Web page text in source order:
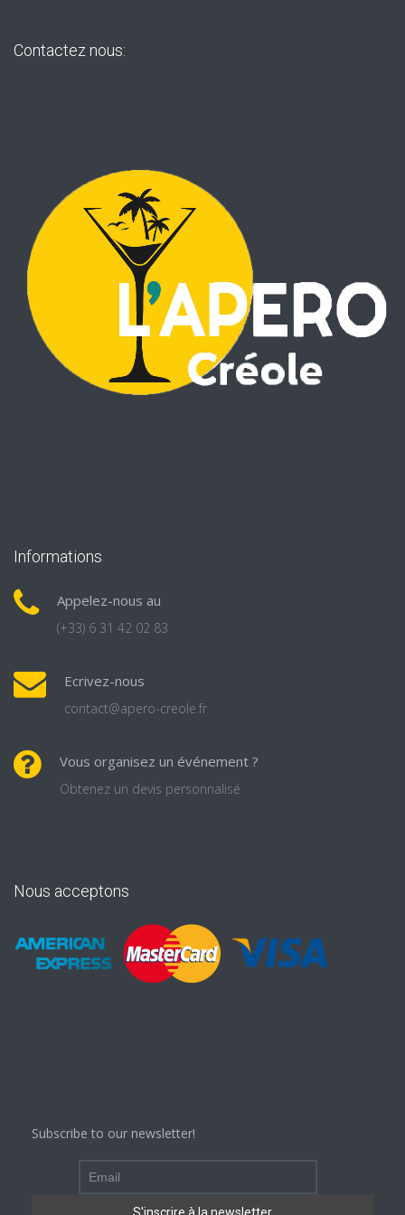
Contactez nous:
Informations
Appelez-nous au
(+33) 6 31 42 02 83
Ecrivez-nous
contact@apero-creole.fr
Vous organisez un événement ?
Obtenez un devis personnalisé
Nous acceptons
Subscribe to our newsletter!